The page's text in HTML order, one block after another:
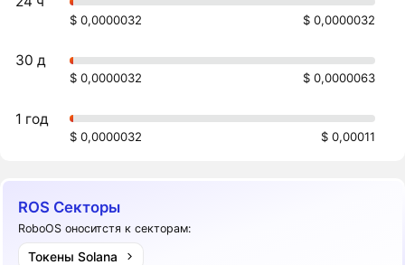
$ 0,0000032 $ 0,0000032
30 д
$ 0,0000032 $ 0,0000063
1 год
$ 0,0000032 $ 0,00011
ROS Секторы
RoboOS оноситстя к секторам:
Токены Solana